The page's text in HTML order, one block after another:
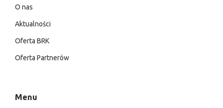
O nas
Aktualności
Oferta BRK
Oferta Partnerów
Menu